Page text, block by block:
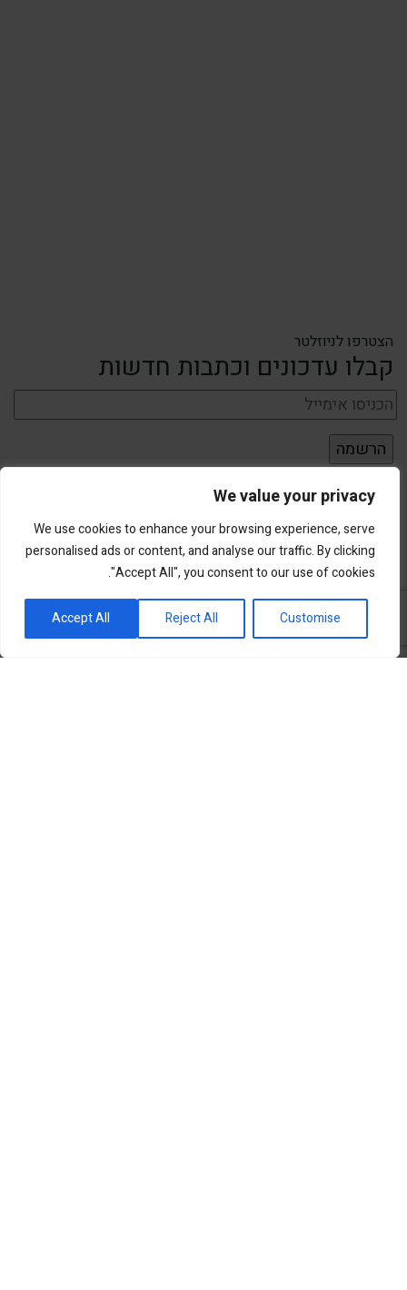
We value your privacy
We use cookies to enhance your browsing experience, serve
personalised ads or content, and analyse our traffic. By clicking
"Accept All", you consent to our use of cookies.
Customise
Reject All
Accept All
הצטרפו לניוזלטר
קבלו עדכונים וכתבות חדשות
פורטל השקעות וחדשנות